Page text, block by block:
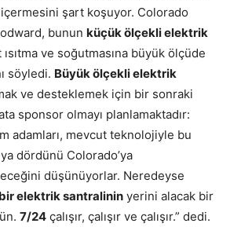
şart koşuyor. Colorado
bunun küçük ölçekli elektrik
ve soğutmasına büyük ölçüde
söyledi. Büyük ölçekli elektrik
ve desteklemek için bir sonraki
sponsor olmayı planlamaktadır:
adamları, mevcut teknolojiyle bu
dördünü Colorado’ya
düşünüyorlar. Neredeyse
elektrik santralinin yerini alacak bir
7/24 çalışır, çalışır ve çalışır.” dedi.